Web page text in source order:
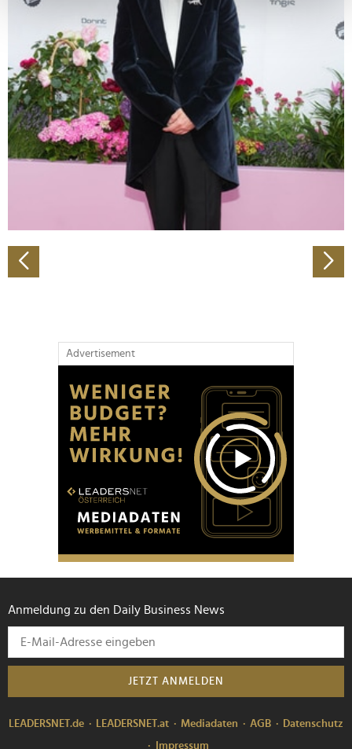
Erfahren Sie mehr darüber, wie Ihre persönlichen Daten
verarbeitet werden, und legen Sie Ihre Präferenzen im
Abschnitt Einzelheiten
fest.
Wir verwenden Cookies, um Inhalte und Anzeigen zu
personalisieren, Funktionen für soziale Medien anbieten
zu können und die Zugriffe auf unsere Website zu
analysieren. Außerdem geben wir Informationen zu Ihrer
Verwendung unserer Website an unsere Partner für
soziale Medien, Werbung und Analysen weiter. Unsere
Partner führen diese Informationen möglicherweise mit
weiteren Daten zusammen, die Sie ihnen bereitgestellt
gesammelt haben.
Advertisement
Anmeldung zu den Daily Business News
JETZT ANMELDEN
LEADERSNET.de LEADERSNET.at Mediadaten AGB
Datenschutz
Impressum